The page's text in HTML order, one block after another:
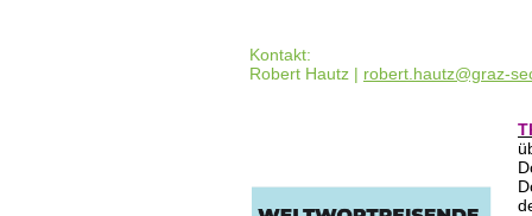
Kontakt:
Robert Hautz | robert.hautz@graz-